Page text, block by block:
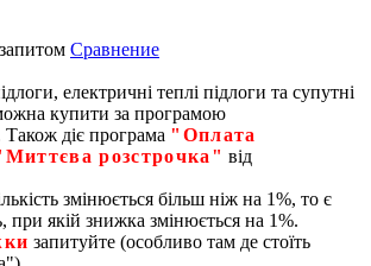
Сравнение
електричні теплі підлоги та супутні
купити за програмою
Також діє програма "Оплата
розстрочка" від
змінюється більш ніж на 1%, то є
при якій знижка змінюється на 1%.
запитуйте (особливо там де стоїть